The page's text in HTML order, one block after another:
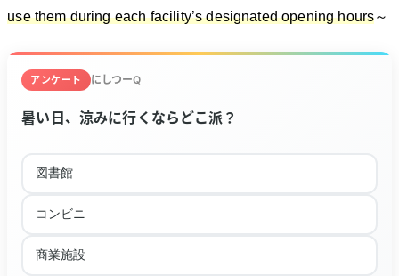
use them during each facility’s designated opening hours～
アンケート にしつーQ
暑い日、涼みに行くならどこ派？
図書館
コンビニ
商業施設